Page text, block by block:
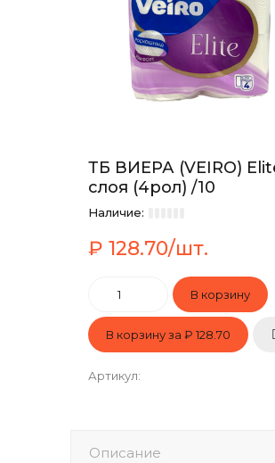
ТБ ВИЕРА (VEIRO)
слоя (4рол) /10
Наличие:
₽ 128.70/шт.
В корзину за ₽ 128.70
Артикул:
Описание